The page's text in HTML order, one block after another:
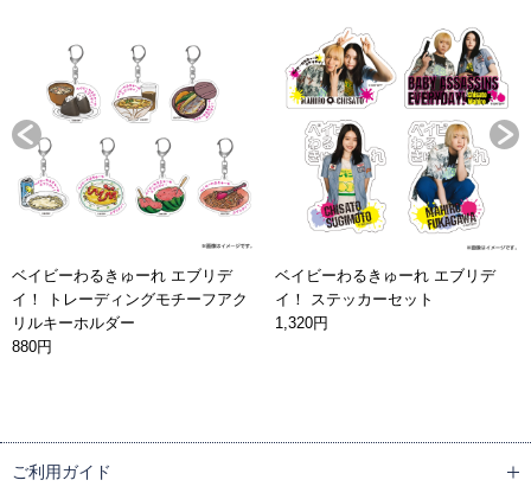
ベイビーわるきゅーれ エブリデ
イ！ トレーディングモチーフアク
リルキーホルダー
880円
ベイビーわるきゅーれ エブリデ
イ！ ステッカーセット
1,320円
ご利用ガイド